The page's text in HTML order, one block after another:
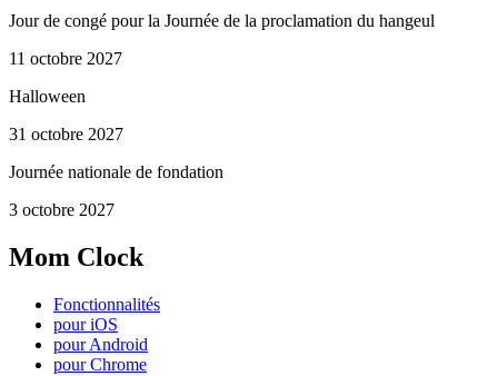
Jour de congé pour la Journée de la proclamation du hangeul
11 octobre 2027
Halloween
31 octobre 2027
Journée nationale de fondation
3 octobre 2027
Mom Clock
Fonctionnalités
pour iOS
pour Android
pour Chrome